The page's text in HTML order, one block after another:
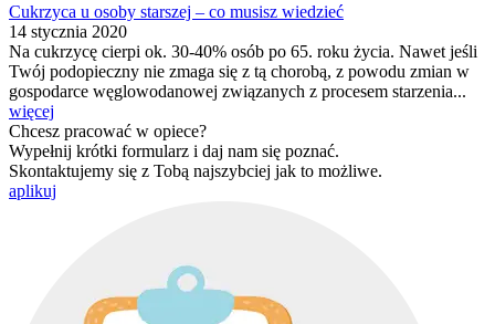
Cukrzyca u osoby starszej – co musisz wiedzieć
14 stycznia 2020
Na cukrzycę cierpi ok. 30-40% osób po 65. roku życia. Nawet jeśli
Twój podopieczny nie zmaga się z tą chorobą, z powodu zmian w
gospodarce węglowodanowej związanych z procesem starzenia...
więcej
Chcesz pracować w opiece?
Wypełnij krótki formularz i daj nam się poznać.
Skontaktujemy się z Tobą najszybciej jak to możliwe.
aplikuj